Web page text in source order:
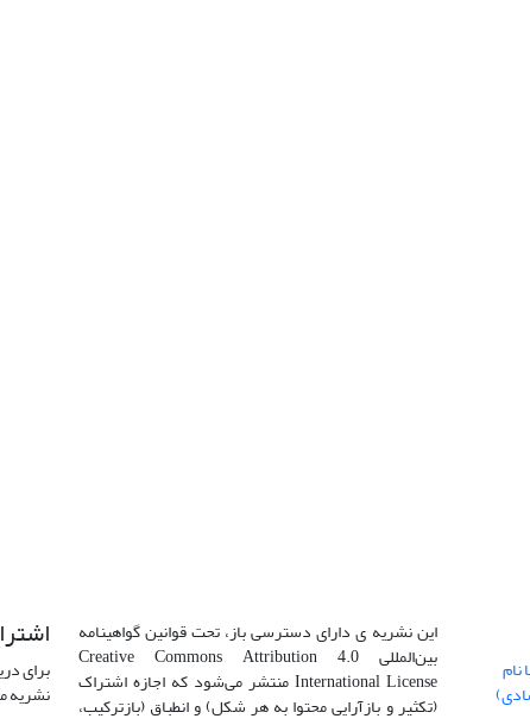
مقالات فصل پاییز سال 1404 با نام
این نشریه ی دارای دسترسی باز، تحت قوانین گواهینامه
بین‌المللی Creative Commons Attribution 4.0
International License منتشر می‌شود که اجازه اشتراک
(تکثیر و بازآرایی محتوا به هر شکل) و انطباق (بازترکیب،
برای
نشریه